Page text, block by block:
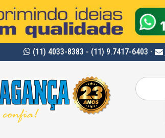
(11) 4033-8383 - (11) 9.7417-6403 -
Pesquisar
por: